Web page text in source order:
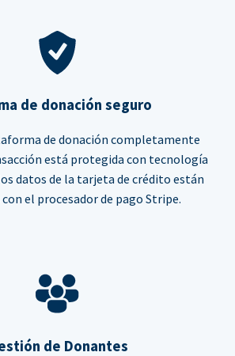
de donación seguro
de donación completamente
está protegida con tecnología
datos de la tarjeta de crédito están
el procesador de pago Stripe.
de Donantes